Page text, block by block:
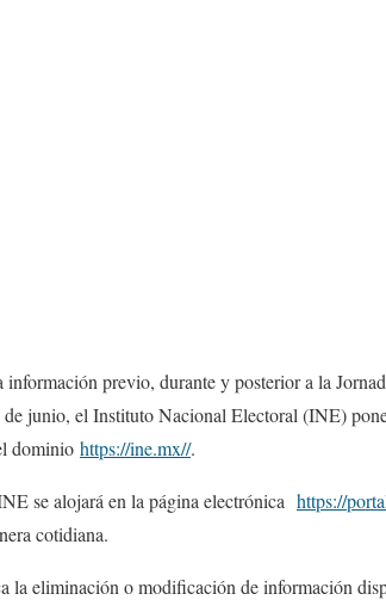
previo, durante y posterior a la
junio, el Instituto Nacional Electoral (INE)
dominio https://ine.mx//.
se alojará en la página electrónica https://
cotidiana.
la eliminación o modificación de información